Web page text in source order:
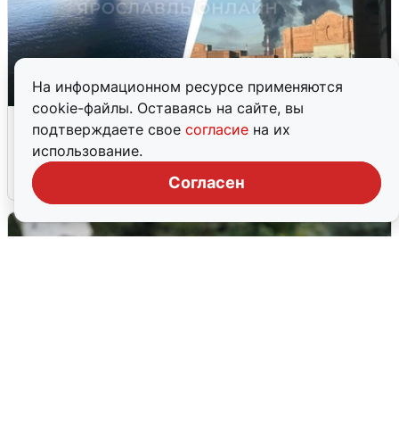
На информационном ресурсе применяются
cookie-файлы. Оставаясь на сайте, вы
подтверждаете свое согласие на их
использование.
Согласен
Ночная атака БПЛА на Ярославль:
попадания и последствия
6 августа